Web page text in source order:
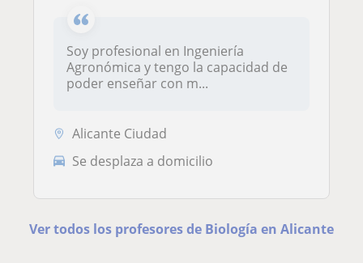
Soy profesional en Ingeniería
Agronómica y tengo la capacidad de
poder enseñar con m...
Alicante Ciudad
Se desplaza a domicilio
Ver todos los profesores de Biología en Alicante